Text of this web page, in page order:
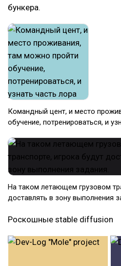
бункера.
Командный цент, и место
обучение, потренироваться, и
На таком летающем грузовом
доставлять в зону выполнения
Роскошные stable diffusion